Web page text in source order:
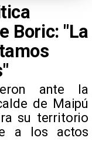
Boric: "La
ante la
de Maipú
su territorio
a los actos